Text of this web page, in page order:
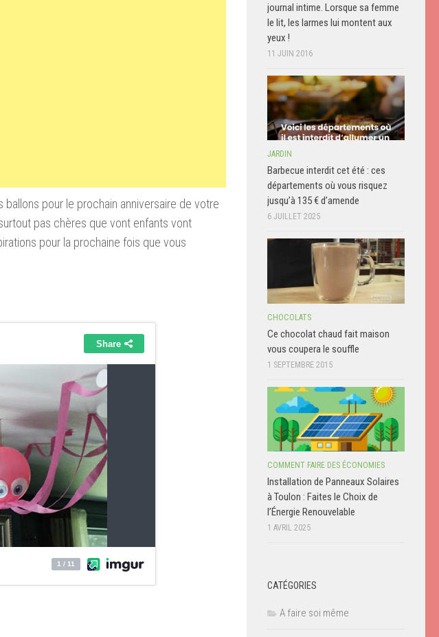
pour le prochain anniversaire de votre
pas chères que vont enfants vont
pour la prochaine fois que vous
journal intime. Lorsque sa femme
le lit, les larmes lui montent aux
yeux !
11 JUIN 2016
JARDIN
Barbecue interdit cet été : ces
départements où vous risquez
jusqu’à 135 € d’amende
6 JUILLET 2025
CHOCOLATS
Ce chocolat chaud fait maison
vous coupera le souffle
1 SEPTEMBRE 2015
COMMENT FAIRE DES ÉCONOMIES
Installation de Panneaux Solaires
à Toulon : Faites le Choix de
l’Énergie Renouvelable
1 AVRIL 2025
CATÉGORIES
A faire soi même